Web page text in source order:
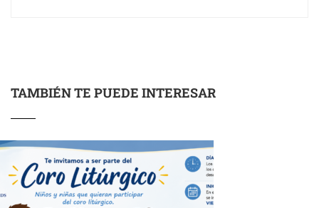
TAMBIÉN TE PUEDE INTERESAR